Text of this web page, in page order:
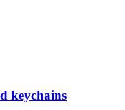
keychains